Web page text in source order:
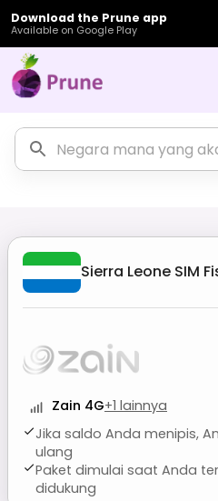
Download the Prune app
Available on Google Play
Sierra Leone SIM
Zain 4G+1 lainnya
Jika saldo Anda menipis,
ulang
Paket dimulai saat Anda
didukung